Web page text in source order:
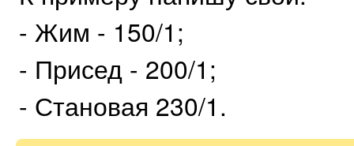
- Жим - 150/1;
- Присед - 200/1;
- Становая 230/1.